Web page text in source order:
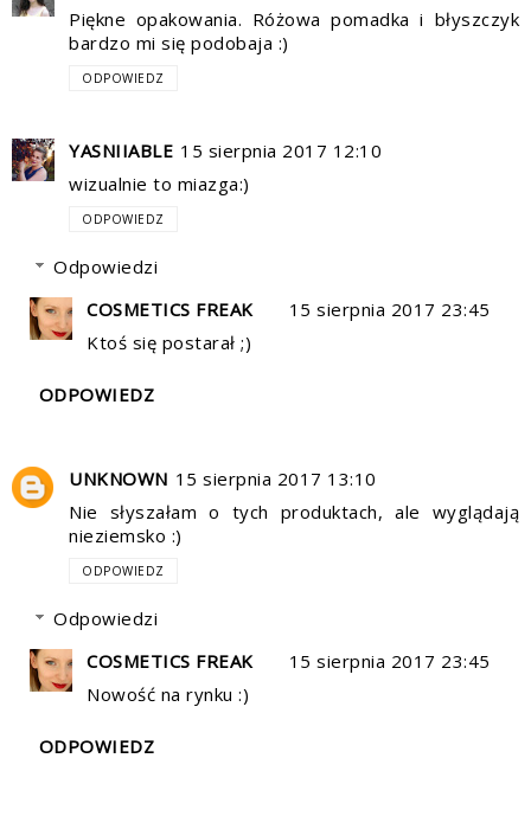
Piękne opakowania. Różowa pomadka i błyszczyk
bardzo mi się podobaja :)
ODPOWIEDZ
YASNIIABLE 15 sierpnia 2017 12:10
wizualnie to miazga:)
ODPOWIEDZ
Odpowiedzi
COSMETICS FREAK
15 sierpnia 2017 23:45
Ktoś się postarał ;)
ODPOWIEDZ
UNKNOWN 15 sierpnia 2017 13:10
Nie słyszałam o tych produktach, ale wyglądają
nieziemsko :)
ODPOWIEDZ
Odpowiedzi
COSMETICS FREAK
15 sierpnia 2017 23:45
Nowość na rynku :)
ODPOWIEDZ